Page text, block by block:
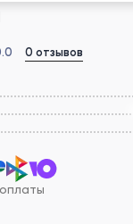
0 отзывов